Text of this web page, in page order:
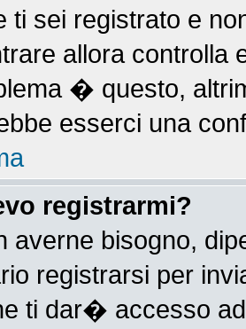
sei registrato e
allora controlla
� questo,
esserci una
registrarmi?
averne bisogno,
registrarsi per
ti dar� accesso